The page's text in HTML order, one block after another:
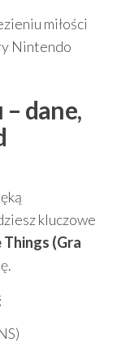
miłości
Nintendo
dane,
kluczowe
(Gra